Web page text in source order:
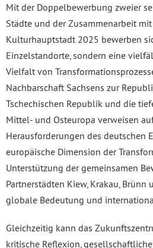
Mit der Doppelbewerbung zweier
Städte und der Zusammenarbeit
Kulturhauptstadt 2025 bewerben
Einzelstandorte, sondern eine
Vielfalt von
Nachbarschaft Sachsens zur
Tschechischen Republik und die
Mittel- und Osteuropa verweisen
Herausforderungen des deutschen
europäische Dimension der
Unterstützung der gemeinsamen
Partnerstädten Kiew, Krakau, Brünn
globale Bedeutung und
Gleichzeitig kann das
kritische Reflexion,